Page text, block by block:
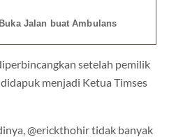
Jalan buat Ambulans
setelah pemilik
menjadi Ketua Timses
@erickthohir tidak banyak